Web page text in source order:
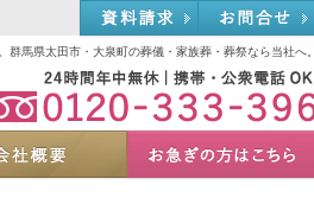
群馬県太田市・大泉町の葬儀・家族葬・葬祭なら当社へ。
資料請求